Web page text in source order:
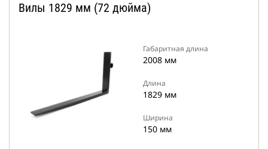
Вилы 1829 мм (72 дюйма)
Габаритная длина
2008 мм
Длина
1829 мм
Ширина
150 мм